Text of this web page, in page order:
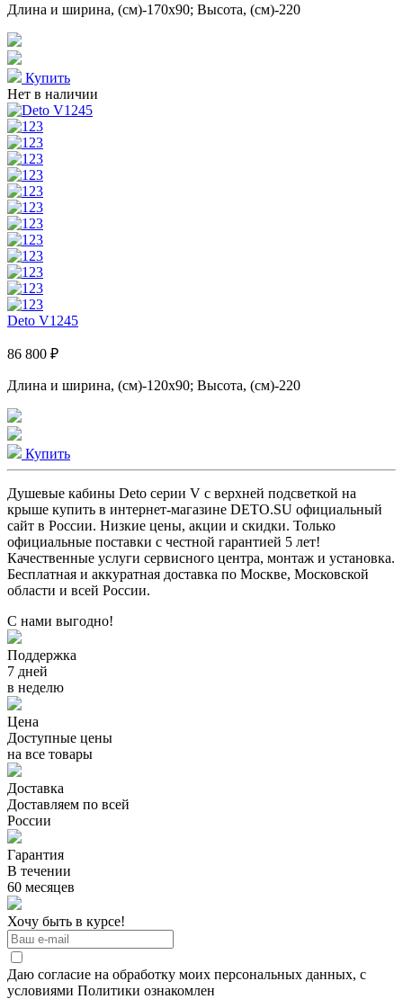
Длина и ширина, (см)-170x90; Высота, (см)-220
Купить
Нет в наличии
Deto V1245
86 800 ₽
Длина и ширина, (см)-120x90; Высота, (см)-220
Купить
Душевые кабины Deto серии V с верхней подсветкой на
крыше купить в интернет-магазине DETO.SU официальный
сайт в России. Низкие цены, акции и скидки. Только
официальные поставки c честной гарантией 5 лет!
Качественные услуги сервисного центра, монтаж и установка.
Бесплатная и аккуратная доставка по Москве, Московской
области и всей России.
С нами выгодно!
Поддержка
7 дней
в неделю
Цена
Доступные цены
на все товары
Доставка
Доставляем по всей
России
Гарантия
В течении
60 месяцев
Хочу быть в курсе!
Даю согласие на обработку моих персональных данных, с
условиями Политики ознакомлен